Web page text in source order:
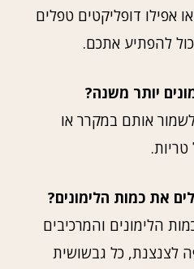
אפילו דופליקטים טפלים
להפתיע אתכם.
יותר משנה?
אותם במקרר או
את כמות הלימונים?
הלימונים והמרכיבים
לצנצנת, כל גבשושית